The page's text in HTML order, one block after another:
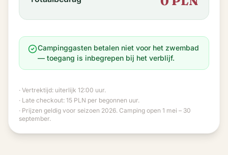
Campinggasten betalen niet voor het zwembad
— toegang is inbegrepen bij het verblijf.
· Vertrektijd: uiterlijk 12:00 uur.
· Late checkout: 15 PLN per begonnen uur.
· Prijzen geldig voor seizoen 2026. Camping open 1 mei – 30
september.